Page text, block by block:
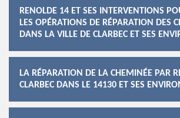
RENOLDE 14 ET SES INTERVENTIONS
LES OPÉRATIONS DE RÉPARATION DES
DANS LA VILLE DE CLARBEC ET SES
LA RÉPARATION DE LA CHEMINÉE PAR
CLARBEC DANS LE 14130 ET SES